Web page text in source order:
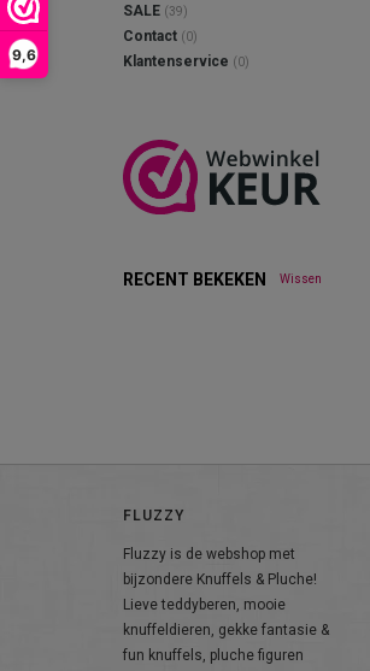
9,6
SALE (39)
Contact (0)
Klantenservice (0)
RECENT BEKEKEN Wissen
FLUZZY
Fluzzy is de webshop met
bijzondere Knuffels & Pluche!
Lieve teddyberen, mooie
knuffeldieren, gekke fantasie &
fun knuffels, pluche figuren